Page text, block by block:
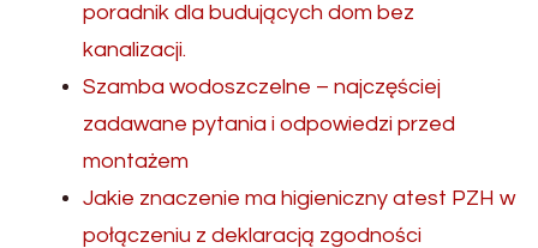
poradnik dla budujących dom bez
kanalizacji.
Szamba wodoszczelne – najczęściej
zadawane pytania i odpowiedzi przed
montażem
Jakie znaczenie ma higieniczny atest PZH w
połączeniu z deklaracją zgodności